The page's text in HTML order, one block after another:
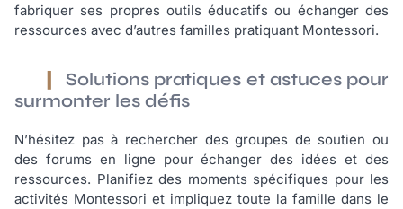
fabriquer ses propres outils éducatifs ou échanger des
ressources avec d’autres familles pratiquant Montessori.
Solutions pratiques et astuces pour
surmonter les défis
N’hésitez pas à rechercher des groupes de soutien ou
des forums en ligne pour échanger des idées et des
ressources. Planifiez des moments spécifiques pour les
activités Montessori et impliquez toute la famille dans le